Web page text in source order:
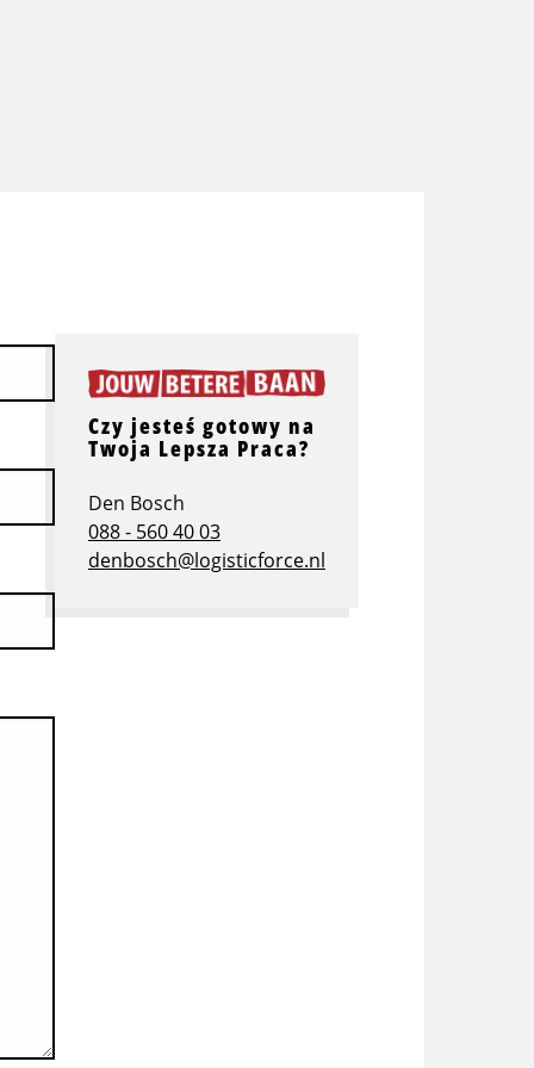
Czy jesteś gotowy na
Twoja Lepsza Praca?
Den Bosch
088 - 560 40 03
denbosch@logisticforce.nl